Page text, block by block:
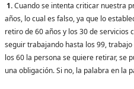
1.Cuando se intenta criticar nuestra
años, lo cual es falso, ya que lo
retiro de 60 años y los 30 de servicios
seguir trabajando hasta los 99,
los 60 la persona se quiere retirar, se
una obligación. Si no, la palabra en la